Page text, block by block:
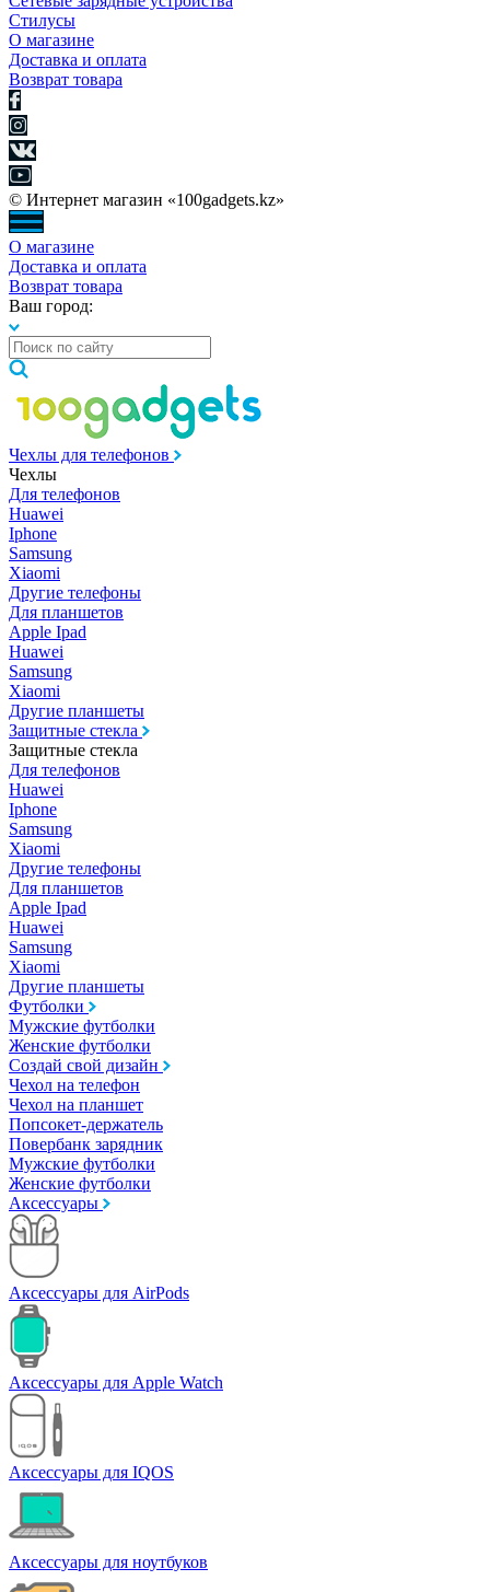
Стилусы
О магазине
Доставка и оплата
Возврат товара
© Интернет магазин «100gadgets.kz»
О магазине
Доставка и оплата
Возврат товара
Ваш город:
Чехлы для телефонов
Чехлы
Для телефонов
Huawei
Iphone
Samsung
Xiaomi
Другие телефоны
Для планшетов
Apple Ipad
Huawei
Samsung
Xiaomi
Другие планшеты
Защитные стекла
Защитные стекла
Для телефонов
Huawei
Iphone
Samsung
Xiaomi
Другие телефоны
Для планшетов
Apple Ipad
Huawei
Samsung
Xiaomi
Другие планшеты
Футболки
Мужские футболки
Женские футболки
Создай свой дизайн
Чехол на телефон
Чехол на планшет
Попсокет-держатель
Повербанк зарядник
Мужские футболки
Женские футболки
Аксессуары
Аксессуары для AirPods
Аксессуары для Apple Watch
Аксессуары для IQOS
Аксессуары для ноутбуков